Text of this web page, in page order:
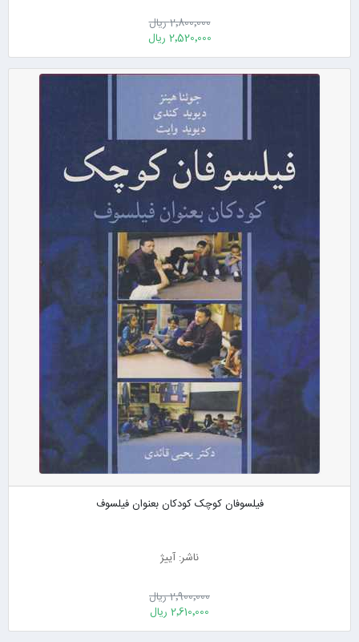
2٬800٬000 ریال
2٬520٬000 ریال
فیلسوفان کوچک کودکان بعنوان فیلسوف
ناشر: آییژ
2٬900٬000 ریال
2٬610٬000 ریال